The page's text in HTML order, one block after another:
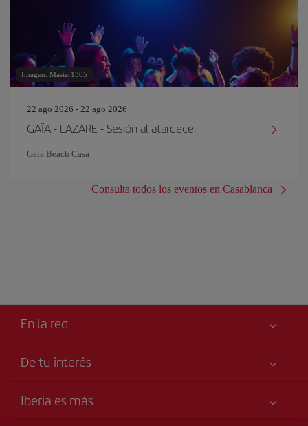
Imagen: Master1305
22 ago 2026 - 22 ago 2026
GAÏA - LAZARE - Sesión al atardecer
Gaia Beach Casa
Consulta todos los eventos en Casablanca
En la red
De tu interés
Declaración de accesibilidad
Iberia es más